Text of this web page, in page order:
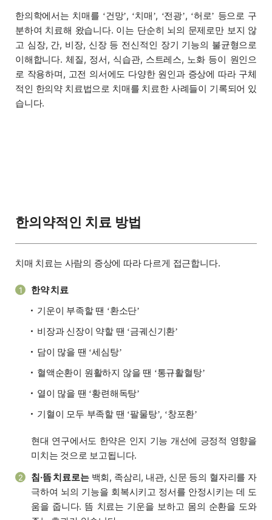
한의학에서는 치매를 ‘건망’, ‘치매’, ‘전광’, ‘허로’ 등으로 구
분하여 치료해 왔습니다. 이는 단순히 뇌의 문제로만 보지 않
고 심장, 간, 비장, 신장 등 전신적인 장기 기능의 불균형으로
이해합니다. 체질, 정서, 식습관, 스트레스, 노화 등이 원인으
로 작용하며, 고전 의서에도 다양한 원인과 증상에 따라 구체
적인 한의약 치료법으로 치매를 치료한 사례들이 기록되어 있
습니다.
한의약적인 치료 방법
치매 치료는 사람의 증상에 따라 다르게 접근합니다.
1 한약 치료
기운이 부족할 땐 ‘환소단’
비장과 신장이 약할 땐 ‘금궤신기환’
담이 많을 땐 ‘세심탕’
혈액순환이 원활하지 않을 땐 ‘통규활혈탕’
열이 많을 땐 ‘황련해독탕’
기혈이 모두 부족할 땐 ‘팔물탕’, ‘창포환’
현대 연구에서도 한약은 인지 기능 개선에 긍정적 영향을
미치는 것으로 보고됩니다.
2 침·뜸 치료로는백회, 족삼리, 내관, 신문 등의 혈자리를 자
극하여 뇌의 기능을 회복시키고 정서를 안정시키는 데 도
움을 줍니다. 뜸 치료는 기운을 보하고 몸의 순환을 도와